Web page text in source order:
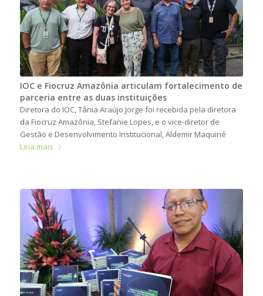
IOC e Fiocruz Amazônia articulam fortalecimento de
parceria entre as duas instituições
Diretora do IOC, Tânia Araújo Jorge foi recebida pela diretora
da Fiocruz Amazônia, Stefanie Lopes, e o vice-diretor de
Gestão e Desenvolvimento Institucional, Aldemir Maquiné
Leia mais